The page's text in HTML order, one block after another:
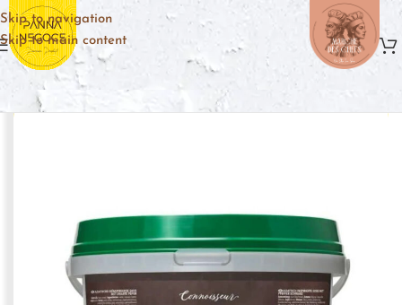
Skip to navigation
Skip to main content